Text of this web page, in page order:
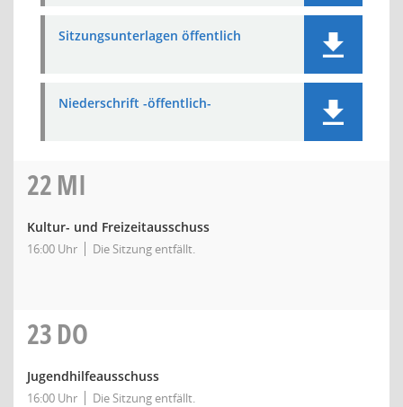
Sitzungsunterlagen öffentlich
Niederschrift -öffentlich-
22MI
Kultur- und Freizeitausschuss
16:00 Uhr Die Sitzung entfällt.
23DO
Jugendhilfeausschuss
16:00 Uhr Die Sitzung entfällt.